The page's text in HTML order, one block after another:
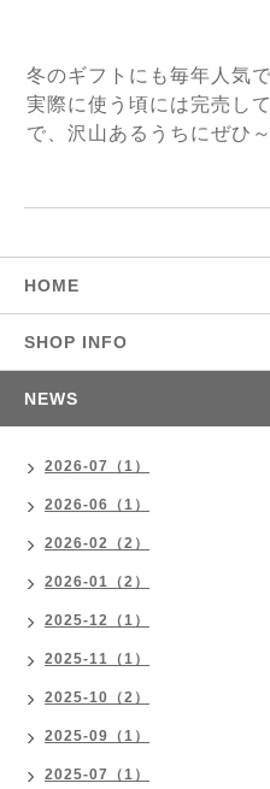
冬のギフトにも毎年人気で
実際に使う頃には完売し
で、沢山あるうちにぜひ～
HOME
SHOP INFO
NEWS
2026-07（1）
2026-06（1）
2026-02（2）
2026-01（2）
2025-12（1）
2025-11（1）
2025-10（2）
2025-09（1）
2025-07（1）